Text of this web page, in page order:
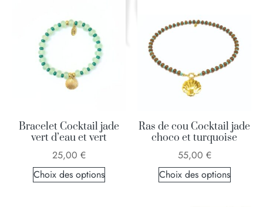
Bracelet Cocktail jade
vert d’eau et vert
25,00 €
Choix des options
Ras de cou Cocktail jade
choco et turquoise
55,00 €
Choix des options